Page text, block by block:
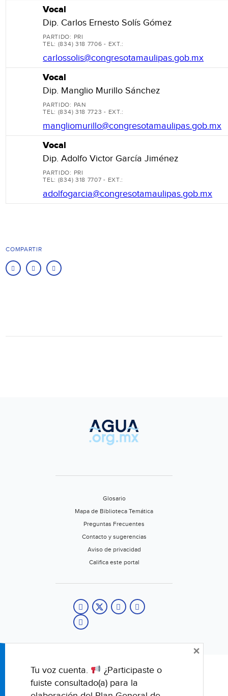
Vocal
Dip. Carlos Ernesto Solís Gómez
PARTIDO: PRI
TEL: (834) 318 7706 - EXT.:
carlossolis@congresotamaulipas.gob.mx
Vocal
Dip. Manglio Murillo Sánchez
PARTIDO: PAN
TEL: (834) 318 7723 - EXT.:
mangliomurillo@congresotamaulipas.gob.mx
Vocal
Dip. Adolfo Victor García Jiménez
PARTIDO: PRI
TEL: (834) 318 7707 - EXT.:
adolfogarcia@congresotamaulipas.gob.mx
COMPARTIR
Glosario
Mapa de Biblioteca Temática
Preguntas Frecuentes
Contacto y sugerencias
Aviso de privacidad
Califica este portal
© Fondo para la Comunicación y la Educación Ambiental, A.C.
Tu voz cuenta.
¿Participaste o
fuiste consultado(a) para la
×